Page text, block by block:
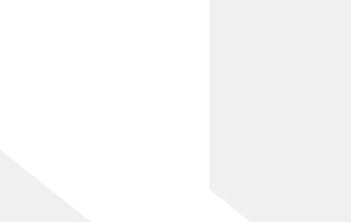
[%list_start%]